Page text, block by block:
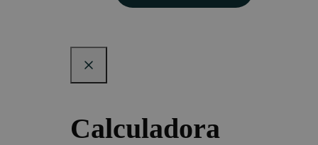
Calculadora